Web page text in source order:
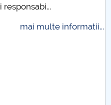
Universitar Pitești
Operațional 2020-
mai multe informatii...